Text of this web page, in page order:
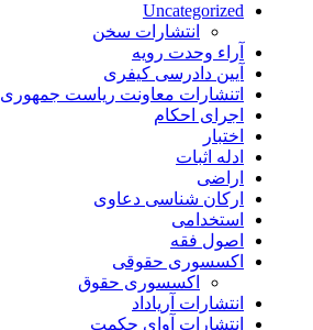
Uncategorized
انتشارات سخن
آراء وحدت رویه
آیین دادرسی کیفری
اتنشارات معاونت ریاست جمهوری
اجرای احکام
اختبار
ادله اثبات
اراضی
ارکان شناسی دعاوی
استخدامی
اصول فقه
اکسسوری حقوقی
اکسسوری حقوق
انتشارات آریاداد
انتشارات آوای حکمت